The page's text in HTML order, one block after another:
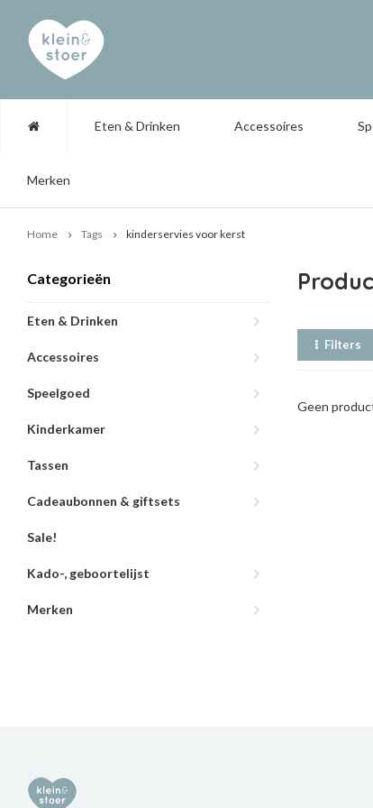
Eten & Drinken Accessoires
Merken
Home Tags kinderservies voor kerst
Categorieën
Eten & Drinken
Accessoires
Speelgoed
Kinderkamer
Tassen
Cadeaubonnen & giftsets
Sale!
Kado-, geboortelijst
Merken
Filters
Geen